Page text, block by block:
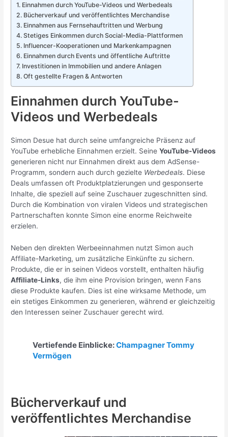
Einnahmen durch YouTube-Videos und Werbedeals
Bücherverkauf und veröffentlichtes Merchandise
Einnahmen aus Fernsehauftritten und Werbung
Stetiges Einkommen durch Social-Media-Plattformen
Influencer-Kooperationen und Markenkampagnen
Einnahmen durch Events und öffentliche Auftritte
Investitionen in Immobilien und andere Anlagen
Oft gestellte Fragen & Antworten
Einnahmen durch YouTube-
Videos und Werbedeals
Simon Desue hat durch seine umfangreiche Präsenz auf
YouTube erhebliche Einnahmen erzielt. SeineYouTube-Videos
generieren nicht nur Einnahmen direkt aus dem AdSense-
Programm, sondern auch durch gezielte Werbedeals. Diese
Deals umfassen oft Produktplatzierungen und gesponserte
Inhalte, die speziell auf seine Zuschauer zugeschnitten sind.
Durch die Kombination von viralen Videos und strategischen
Partnerschaften konnte Simon eine enorme Reichweite
erzielen.
Neben den direkten Werbeeinnahmen nutzt Simon auch
Affiliate-Marketing, um zusätzliche Einkünfte zu sichern.
Produkte, die er in seinen Videos vorstellt, enthalten häufig
Affiliate-Links, die ihm eine Provision bringen, wenn Fans
diese Produkte kaufen. Dies ist eine wirksame Methode, um
ein stetiges Einkommen zu generieren, während er gleichzeitig
den Interessen seiner Zuschauer gerecht wird.
Vertiefende Einblicke:Champagner Tommy
Vermögen
Bücherverkauf und
veröffentlichtes Merchandise